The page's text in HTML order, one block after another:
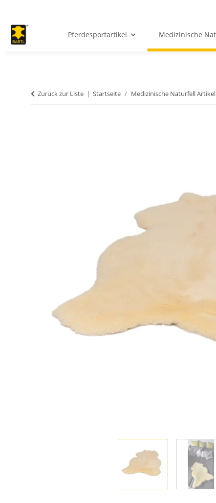
Pferdesportartikel Medizinische
Zurück zur Liste Startseite Medizinische Naturfell Artikel